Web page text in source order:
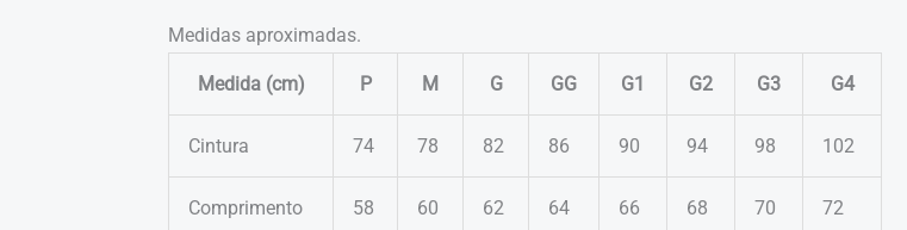
Medidas aproximadas.
Medida (cm) P M G GG G1 G2 G3 G4
Cintura 74 78 82 86 90 94 98 102
Comprimento 58 60 62 64 66 68 70 72